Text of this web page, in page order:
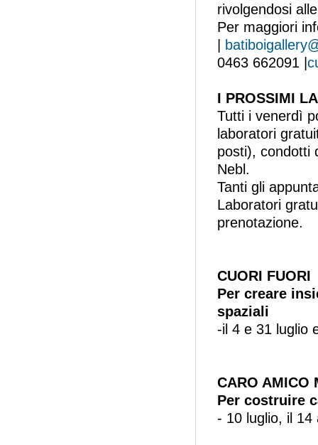
rivolgendosi
Per maggiori
0463 662091 |
I PROSSIMI
Tutti i venerdì
laboratori
posti), condotti
Nebl.
Tanti gli
Laboratori
prenotazione.
CUORI FUORI
Per creare
spaziali
-il 4 e 31 luglio
CARO AMICO
Per costruire
- 10 luglio, il 14